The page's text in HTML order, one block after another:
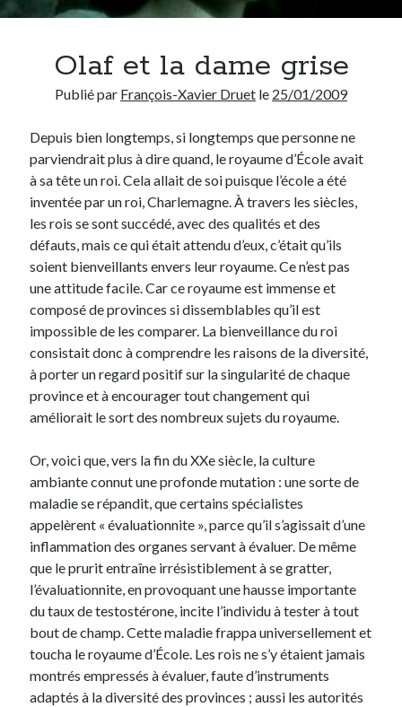
Thèmes
Covid-19
Démocratie
Enseignement
(69)
Environnement
Ethique (95)
Etymologie
(17)
(18)
Humour
(40)
(14)
Internet
Langue française
Langues anciennes
(22)
Philosophie pratique
(139)
Poésie
(4)
Politique
Société(196)
Spiritualité
(11)
Uncategorized
Commentaires récents
Olaf et la dame grise
Publié par François-Xavier Druet le 25/01/2009
Depuis bien longtemps, si longtemps que personne ne
parviendrait plus à dire quand, le royaume d’École avait
à sa tête un roi. Cela allait de soi puisque l’école a été
inventée par un roi, Charlemagne. À travers les siècles,
les rois se sont succédé, avec des qualités et des
défauts, mais ce qui était attendu d’eux, c’était qu’ils
soient bienveillants envers leur royaume. Ce n’est pas
une attitude facile. Car ce royaume est immense et
composé de provinces si dissemblables qu’il est
impossible de les comparer. La bienveillance du roi
consistait donc à comprendre les raisons de la diversité,
à porter un regard positif sur la singularité de chaque
province et à encourager tout changement qui
améliorait le sort des nombreux sujets du royaume.
Or, voici que, vers la fin du XXe siècle, la culture
ambiante connut une profonde mutation : une sorte de
maladie se répandit, que certains spécialistes
appelèrent « évaluationnite », parce qu’il s’agissait d’une
inflammation des organes servant à évaluer. De même
que le prurit entraîne irrésistiblement à se gratter,
l’évaluationnite, en provoquant une hausse importante
du taux de testostérone, incite l’individu à tester à tout
bout de champ. Cette maladie frappa universellement et
toucha le royaume d’École. Les rois ne s’y étaient jamais
montrés empressés à évaluer, faute d’instruments
adaptés à la diversité des provinces ; aussi les autorités